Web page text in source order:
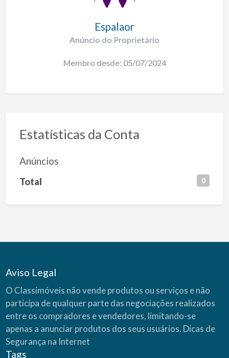
Espalaor
Anúncio do Proprietário
Membro desde: 05/07/2024
Estatísticas da Conta
Anúncios
Total 0
Aviso Legal
O Classimóveis não vende produtos ou serviços e não
participa de qualquer parte das negociações realizados
entre os compradores e vendedores, limitando-se
apenas a anunciar produtos dos seus usuários. Dicas de
Segurança na Internet
Tags